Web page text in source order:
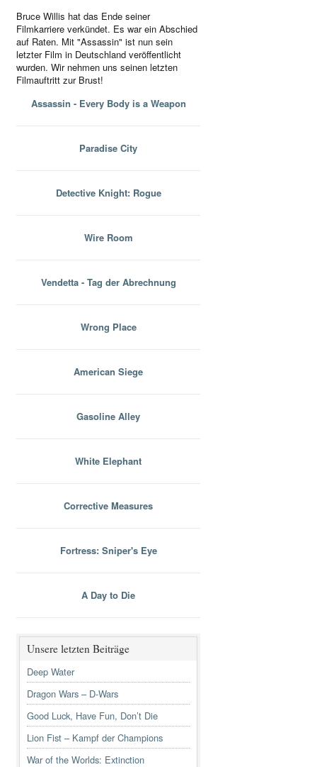
Bruce Willis hat das Ende seiner
Filmkarriere verkündet. Es war ein Abschied
auf Raten. Mit "Assassin" ist nun sein
letzter Film in Deutschland veröffentlicht
wurden. Wir nehmen uns seinen letzten
Filmauftritt zur Brust!
Assassin - Every Body is a Weapon
Paradise City
Detective Knight: Rogue
Wire Room
Vendetta - Tag der Abrechnung
Wrong Place
American Siege
Gasoline Alley
White Elephant
Corrective Measures
Fortress: Sniper's Eye
A Day to Die
Unsere letzten Beiträge
Deep Water
Dragon Wars – D-Wars
Good Luck, Have Fun, Don’t Die
Lion Fist – Kampf der Champions
War of the Worlds: Extinction